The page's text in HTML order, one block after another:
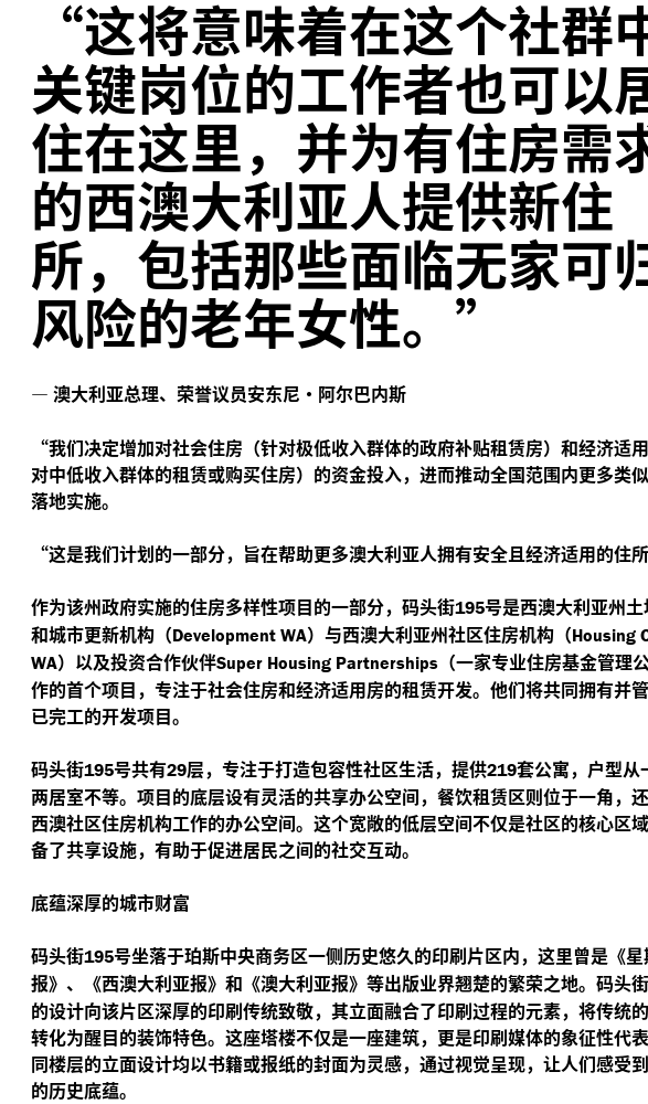
“这将意味着在这个社群
关键岗位的工作者也可以
住在这里，并为有住房需
的西澳大利亚人提供新住
所，包括那些面临无家可
风险的老年女性。”
— 澳大利亚总理、荣誉议员安东尼·阿尔巴内斯
“我们决定增加对社会住房（针对极低收入群体的政府补贴租赁房）和经济适
对中低收入群体的租赁或购买住房）的资金投入，进而推动全国范围内更多类
落地实施。
“这是我们计划的一部分，旨在帮助更多澳大利亚人拥有安全且经济适用的住
作为该州政府实施的住房多样性项目的一部分，码头街195号是西澳大利亚州
和城市更新机构（Development WA）与西澳大利亚州社区住房机构（Housing
WA）以及投资合作伙伴Super Housing Partnerships （一家专业住房基金管理
作的首个项目，专注于社会住房和经济适用房的租赁开发。他们将共同拥有并
已完工的开发项目。
码头街195号共有29层，专注于打造包容性社区生活，提供219套公寓，户型从
两居室不等。项目的底层设有灵活的共享办公空间，餐饮租赁区则位于一角，
西澳社区住房机构工作的办公空间。这个宽敞的低层空间不仅是社区的核心区
备了共享设施，有助于促进居民之间的社交互动。
底蕴深厚的城市财富
码头街195号坐落于珀斯中央商务区一侧历史悠久的印刷片区内，这里曾是《
报》、《西澳大利亚报》和《澳大利亚报》等出版业界翘楚的繁荣之地。码头街
的设计向该片区深厚的印刷传统致敬，其立面融合了印刷过程的元素，将传统
转化为醒目的装饰特色。这座塔楼不仅是一座建筑，更是印刷媒体的象征性代
同楼层的立面设计均以书籍或报纸的封面为灵感，通过视觉呈现，让人们感受
的历史底蕴。